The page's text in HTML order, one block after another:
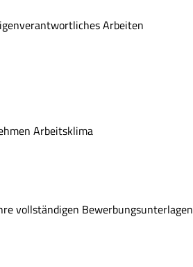
Arbeiten
Arbeitsklima
vollständigen Bewerbungsunterlagen